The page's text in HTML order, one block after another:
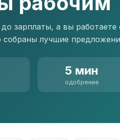
зарплаты, а вы
собраны лучшие
5 мин
одобрение